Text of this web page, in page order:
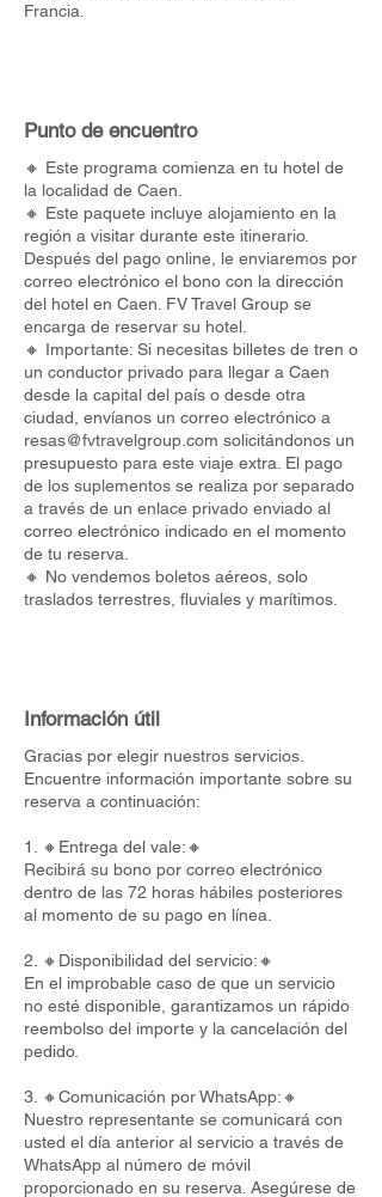
Francia.
Punto de encuentro
🔸 Este programa comienza en tu hotel de
la localidad de Caen.
🔸 Este paquete incluye alojamiento en la
región a visitar durante este itinerario.
Después del pago online, le enviaremos por
correo electrónico el bono con la dirección
del hotel en Caen. FV Travel Group se
encarga de reservar su hotel.
🔸 Importante: Si necesitas billetes de tren o
un conductor privado para llegar a Caen
desde la capital del país o desde otra
ciudad, envíanos un correo electrónico a
resas@fvtravelgroup.com solicitándonos un
presupuesto para este viaje extra. El pago
de los suplementos se realiza por separado
a través de un enlace privado enviado al
correo electrónico indicado en el momento
de tu reserva.
🔸 No vendemos boletos aéreos, solo
traslados terrestres, fluviales y marítimos.
Información útil
Gracias por elegir nuestros servicios.
Encuentre información importante sobre su
reserva a continuación:
1. 🔸Entrega del vale:🔸
Recibirá su bono por correo electrónico
dentro de las 72 horas hábiles posteriores
al momento de su pago en línea.
2. 🔸Disponibilidad del servicio:🔸
En el improbable caso de que un servicio
no esté disponible, garantizamos un rápido
reembolso del importe y la cancelación del
pedido.
3. 🔸Comunicación por WhatsApp:🔸
Nuestro representante se comunicará con
usted el día anterior al servicio a través de
WhatsApp al número de móvil
proporcionado en su reserva. Asegúrese de